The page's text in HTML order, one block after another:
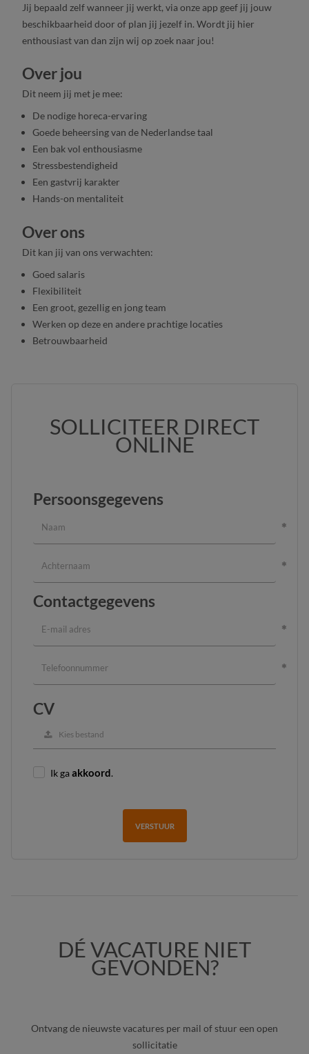
Jij bepaald zelf wanneer jij werkt, via onze app geef jij jouw
beschikbaarheid door of plan jij jezelf in. Wordt jij hier
enthousiast van dan zijn wij op zoek naar jou!
Over jou
Dit neem jij met je mee:
De nodige horeca-ervaring
Goede beheersing van de Nederlandse taal
Een bak vol enthousiasme
Stressbestendigheid
Een gastvrij karakter
Hands-on mentaliteit
Over ons
Dit kan jij van ons verwachten:
Goed salaris
Flexibiliteit
Een groot, gezellig en jong team
Werken op deze en andere prachtige locaties
Betrouwbaarheid
SOLLICITEER DIRECT
ONLINE
Persoonsgegevens
Contactgegevens
CV
Kies bestand
Ik gaakkoord.
VERSTUUR
DÉ VACATURE NIET
GEVONDEN?
Ontvang de nieuwste vacatures per mail of stuur een open
sollicitatie